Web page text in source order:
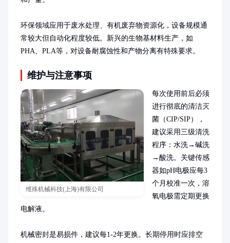
环保领域应用于废水处理、有机废弃物资源化，设备规模通
常较大但自动化程度较低。新兴的生物基材料生产，如
PHA、PLA等，对设备耐腐蚀性和产物分离有特殊要求。
维护与注意事项
维殊机械科技(上海)有限公司
每次使用前后必须
进行彻底的清洁灭
菌（CIP/SIP），
建议采用三级清洗
程序：水洗→碱洗
→酸洗。关键传感
器如pH电极应每3
个月校准一次，溶
氧电极需定期更换
电解液。
机械密封是易损件，建议每1-2年更换。长期停用时应排空